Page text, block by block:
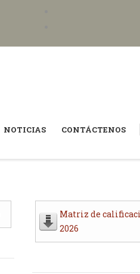
NOTICIAS CONTÁCTENOS
Matriz de
2026